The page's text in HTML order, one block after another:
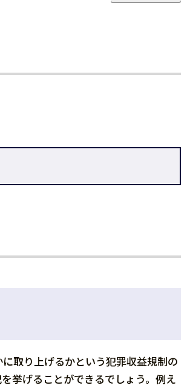
取り上げるかという犯罪収益規制の
挙げることができるでしょう。例え